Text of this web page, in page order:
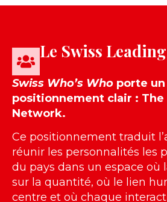
Le Swiss
Swiss Who’s Who porte un
positionnement clair : The
Network.
Ce positionnement traduit
réunir les personnalités les
du pays dans un espace où
sur la quantité, où le lien
centre et où chaque